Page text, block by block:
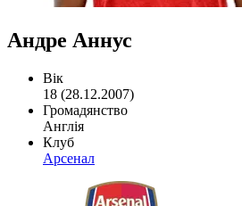
Андре Аннус
Вік
18 (28.12.2007)
Громадянство
Англія
Клуб
Арсенал